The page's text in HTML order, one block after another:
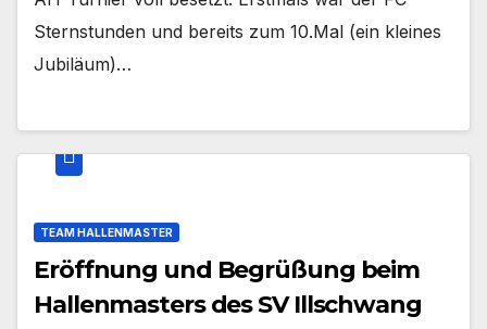
Sternstunden und bereits zum 10.Mal (ein kleines
Jubiläum)…
TEAM HALLENMASTER
Eröffnung und Begrüßung beim
Hallenmasters des SV Illschwang